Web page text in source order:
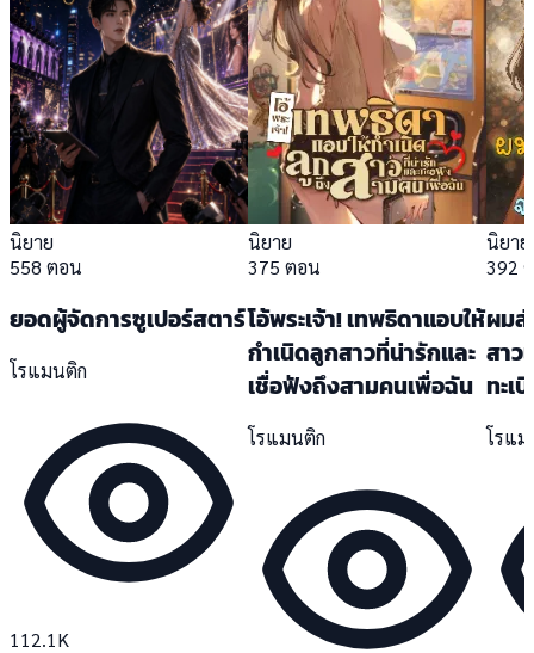
นิยาย
558 ตอน
ยอดผู้จัดการซูเปอร์สตาร์
โรแมนติก
112.1K
นิยาย
375 ตอน
โอ้พระเจ้า! เทพธิดาแอบให้
กำเนิดลูกสาวที่น่ารักและ
เชื่อฟังถึงสามคนเพื่อฉัน
โรแมนติก
นิยาย
392
ผมส่
สาว
ทะเ
โรแ